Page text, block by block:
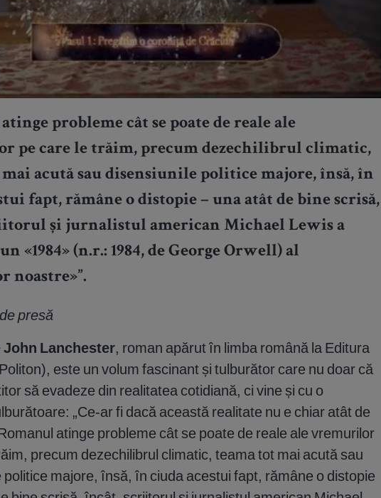
probleme cât se poate de reale ale
pe care le trăim, precum dezechilibrul climatic,
acută sau disensiunile politice majore, însă, în
fapt, rămâne o distopie – una atât de bine scrisă,
și jurnalistul american Michael Lewis a
«1984» (n.r.: 1984, de George Orwell) al
presă
John Lanchester, roman apărut în limba română la Editura
este un volum fascinant și tulburător care nu doar că
să evadeze din realitatea cotidiană, ci vine și cu o
„Ce-ar fi dacă această realitate nu e chiar atât de
atinge probleme cât se poate de reale ale vremurilor
precum dezechilibrul climatic, teama tot mai acută sau
politice majore, însă, în ciuda acestui fapt, rămâne o distopie